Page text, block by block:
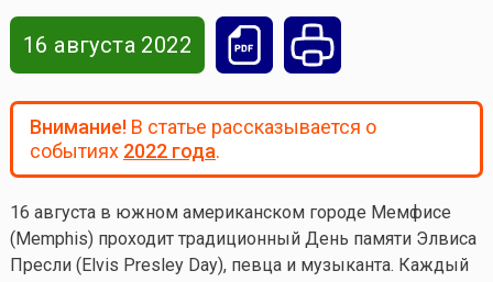
16 августа 2022
Внимание!В статье рассказывается о
событиях 2022 года.
16 августа в южном американском городе Мемфисе
(Memphis) проходит традиционный День памяти Элвиса
Пресли (Elvis Presley Day), певца и музыканта. Каждый